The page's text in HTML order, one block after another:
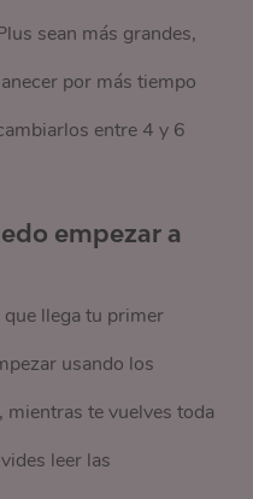
sean más grandes,
por más tiempo
entre 4 y 6
empezar a
llega tu primer
usando los
te vuelves toda
leer las